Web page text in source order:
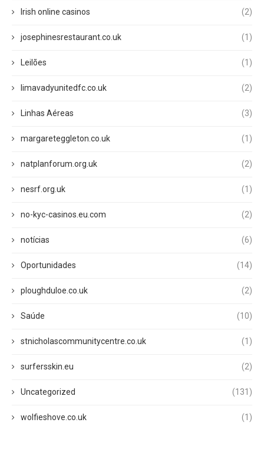
Irish online casinos (2)
josephinesrestaurant.co.uk (1)
Leilões (1)
limavadyunitedfc.co.uk (2)
Linhas Aéreas (3)
margareteggleton.co.uk (1)
natplanforum.org.uk (2)
nesrf.org.uk (1)
no-kyc-casinos.eu.com (2)
notícias (6)
Oportunidades (14)
ploughduloe.co.uk (2)
Saúde (10)
stnicholascommunitycentre.co.uk (1)
surfersskin.eu (2)
Uncategorized (131)
wolfieshove.co.uk (1)